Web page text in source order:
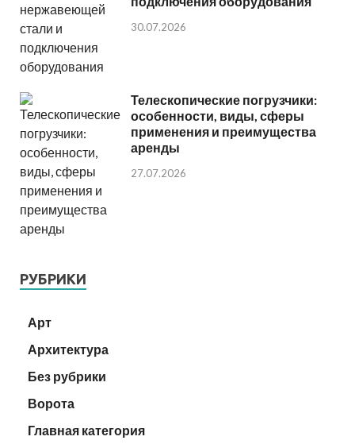
30.07.2026
Телескопические погрузчики:
особенности, виды, сферы
применения и преимущества
аренды
27.07.2026
РУБРИКИ
Арт
Архитектура
Без рубрики
Ворота
Главная категория